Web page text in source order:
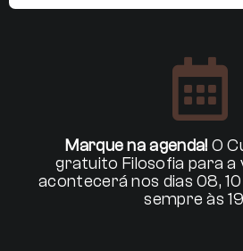
Marque na agenda! O
gratuito Filosofia para a
acontecerá nos dias 08,
sempre às